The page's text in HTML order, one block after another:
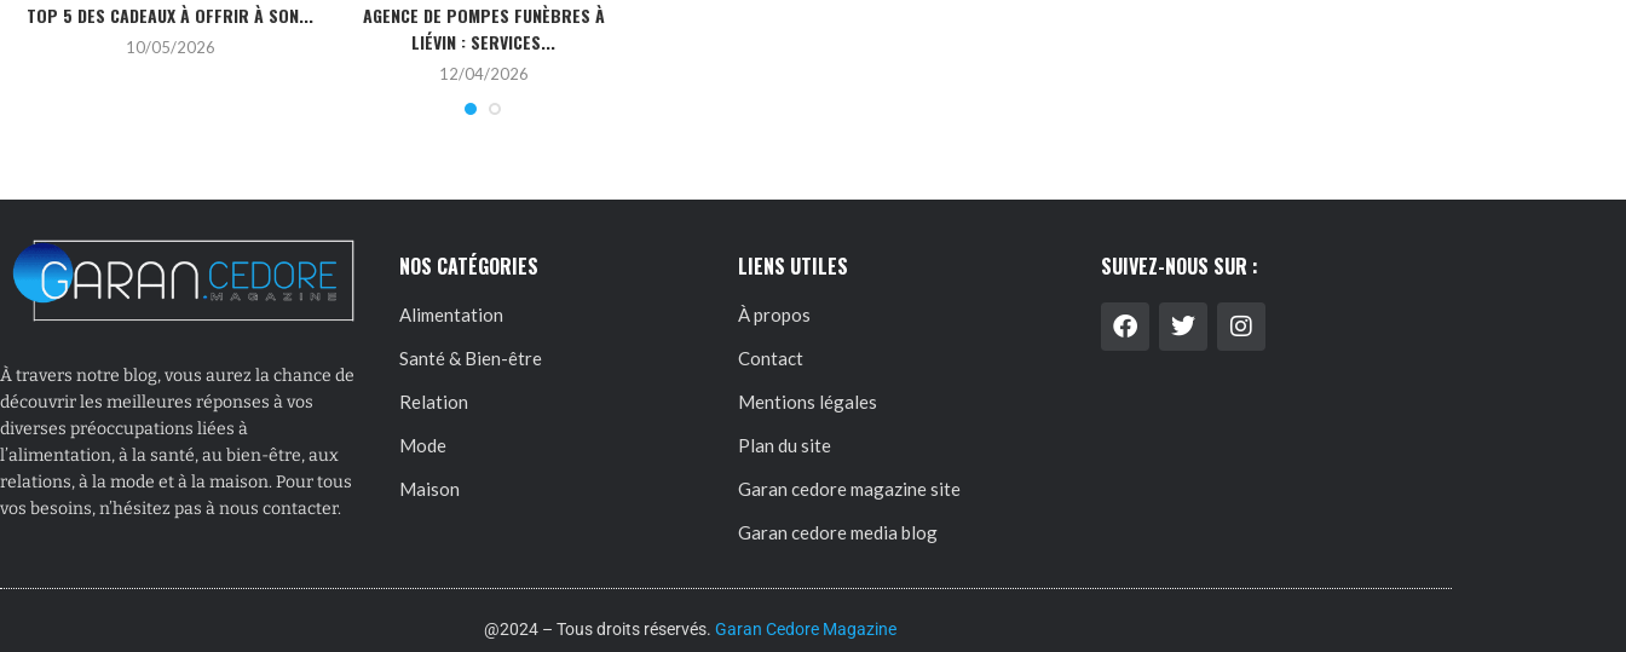
TOP 5 DES CADEAUX À OFFRIR À SON...
10/05/2026
AGENCE DE POMPES FUNÈBRES À
LIÉVIN : SERVICES...
12/04/2026
À travers notre blog, vous aurez la chance de
découvrir les meilleures réponses à vos
diverses préoccupations liées à
l’alimentation, à la santé, au bien-être, aux
relations, à la mode et à la maison. Pour tous
vos besoins, n’hésitez pas à nous contacter.
NOS CATÉGORIES
Alimentation
Santé & Bien-être
Relation
Mode
Maison
LIENS UTILES
À propos
Contact
Mentions légales
Plan du site
Garan cedore magazine site
Garan cedore media blog
SUIVEZ-NOUS SUR :
@2024 – Tous droits réservés. Garan Cedore Magazine